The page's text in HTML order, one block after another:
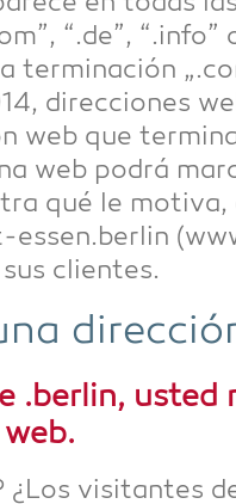
“.de”,
ter­mi­nación
direccio­nes
web que
web podrá
qué le
clientes.
.ber­lin,
¿Los visi­tan­tes